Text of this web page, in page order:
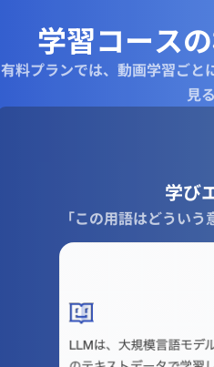
学習コース
有料プランでは、動画学習ごと
見
学び
「この用語はどうい